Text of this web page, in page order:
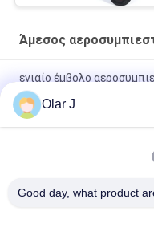
Άμεσος
ενιαίο έμβολο
λίτρο
24 ηλεκτρικός
αεροσυμπιεστών Drive
Olar J
Good day, what product